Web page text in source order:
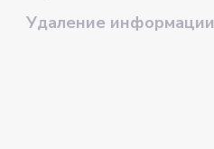
Удаление информации